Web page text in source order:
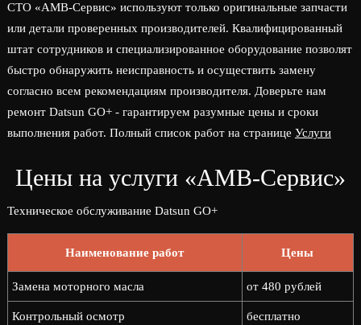
СТО «АМВ-Сервис» используют только оригинальные запчасти
или детали проверенных производителей. Квалифицированный
штат сотрудников и специализированное оборудование позволят
быстро обнаружить неисправность и осуществить замену
согласно всем рекомендациям производителя. Доверьте нам
ремонт Datsun GO+ - гарантируем разумные цены и сроки
выполнения работ. Полный список работ на странице Услуги
Цены на услуги «АМВ-Сервис»
Техническое обслуживание Datsun GO+
Наименование работ Цены
Замена моторного масла от 480 рублей
Контрольный осмотр бесплатно